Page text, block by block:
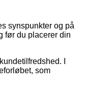
synspunkter og på
før du placerer din
I
som